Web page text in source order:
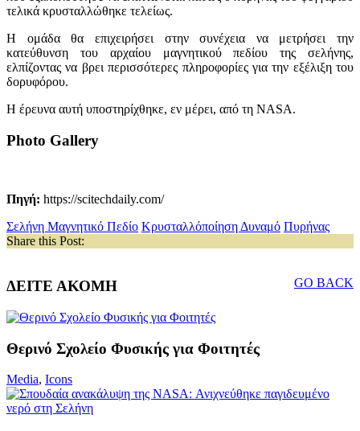
τελικά κρυσταλλώθηκε τελείως.
Η ομάδα θα επιχειρήσει στην συνέχεια να μετρήσει την
κατεύθυνση του αρχαίου μαγνητικού πεδίου της σελήνης,
ελπίζοντας να βρει περισσότερες πληροφορίες για την εξέλιξη του
δορυφόρου.
Η έρευνα αυτή υποστηρίχθηκε, εν μέρει, από τη NASA.
Photo Gallery
Πηγή: https://scitechdaily.com/
Σελήνη Μαγνητικό Πεδίο Κρυσταλλόποίηση Δυναμό Πυρήνας
Share this Post:
GO BACK
ΔΕΙΤΕ ΑΚΟΜΗ
Θερινό Σχολείο Φυσικής για Φοιτητές
Media, Icons